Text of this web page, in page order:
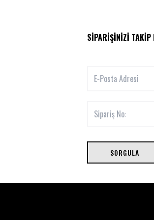
SIPARIŞINIZI TAKIP
SORGULA